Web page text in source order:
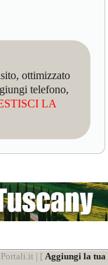
ottimizzato
telefono,
LA
| [ Aggiungi la tua